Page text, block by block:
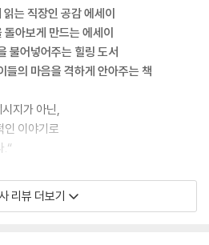
?
다.
보인다.
는 직장인 공감 에세이
아보게 만드는 에세이
불어넣어주는 힐링 도서
들의 마음을 격하게 안아주는 책
지가 아닌,
인 이야기로
.“
고 싶다는 생각을 하지만 이내 현실이라
. 성인이 된 후 때론 하고 싶지 않은 일도
리뷰 더보기